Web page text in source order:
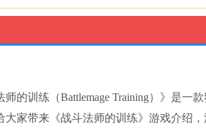
师的训练（Battlemage Training）》是
大家带来《战斗法师的训练》游戏介绍